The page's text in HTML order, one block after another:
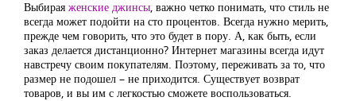
Выбирая женские джинсы, важно четко понимать, что стиль не
всегда может подойти на сто процентов. Всегда нужно мерить,
прежде чем говорить, что это будет в пору. А, как быть, если
заказ делается дистанционно? Интернет магазины всегда идут
навстречу своим покупателям. Поэтому, переживать за то, что
размер не подошел – не приходится. Существует возврат
товаров, и вы им с легкостью сможете воспользоваться.